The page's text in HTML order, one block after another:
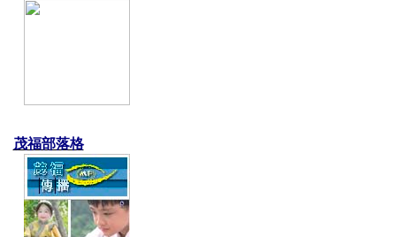
茂福部落格